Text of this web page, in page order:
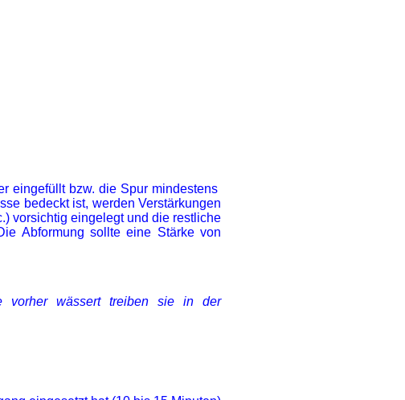
eingefüllt bzw. die Spur mindestens
bedeckt ist, werden Verstärkungen
vorsichtig eingelegt und die restliche
Abformung sollte eine Stärke von
vorher wässert treiben sie in der